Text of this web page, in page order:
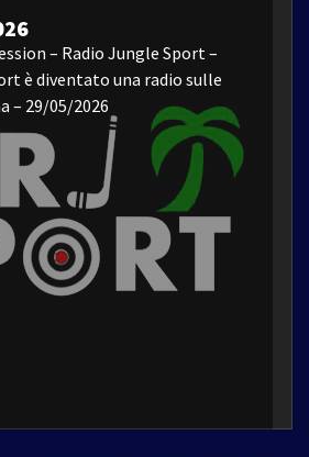
– Radio Jungle Sport –
è diventato una radio sulle
– 29/05/2026